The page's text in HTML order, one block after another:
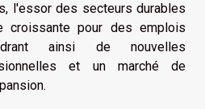
l'essor des secteurs durables
croissante pour des emplois
ainsi de nouvelles
et un marché de